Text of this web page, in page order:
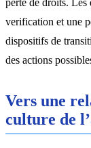
verification et une
dispositifs de
des actions
Vers une
culture de